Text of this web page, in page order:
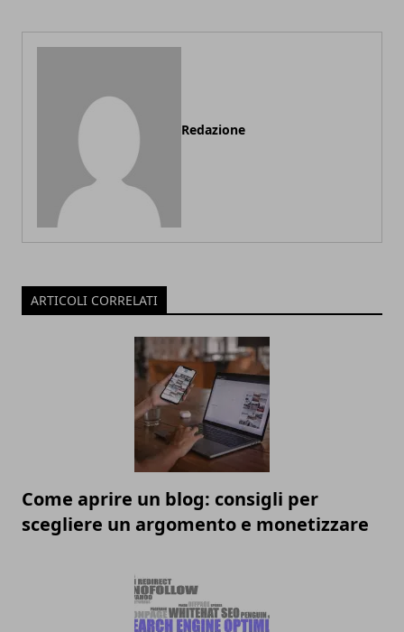
Redazione
ARTICOLI CORRELATI
Come aprire un blog: consigli per
scegliere un argomento e monetizzare